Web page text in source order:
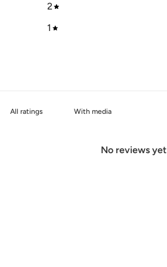
2
1
With media
No reviews yet